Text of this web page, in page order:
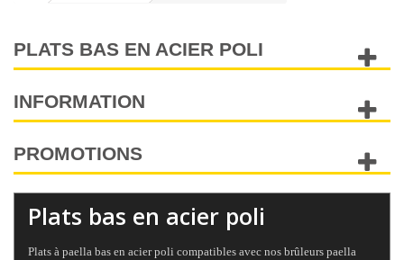
PLATS BAS EN ACIER POLI
INFORMATION
PROMOTIONS
Plats bas en acier poli
Plats à paella bas en acier poli compatibles avec nos brûleurs paella